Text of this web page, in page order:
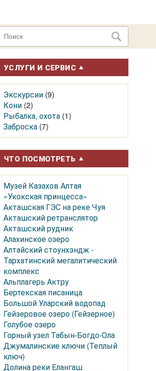
УСЛУГИ И СЕРВИС
Экскурсии (9)
Кони (2)
Рыбалка, охота (1)
Заброска (7)
ЧТО ПОСМОТРЕТЬ
Музей Казахов Алтая
«Укокская принцесса»
Акташская ГЭС на реке Чуя
Акташский ретранслятор
Акташский рудник
Алахинское озеро
Алтайский стоунхэндж -
Тархатинский мегалитический
комплекс
Альплагерь Актру
Бертекская писаница
Большой Уларский водопад
Гейзеровое озеро (Гейзерное)
Голубое озеро
Горный узел Табын-Богдо-Ола
Джумалинские ключи (Теплый
ключ)
Долина реки Елангаш